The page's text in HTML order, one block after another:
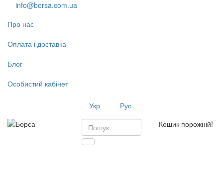
info@borsa.com.ua
Про нас
Оплата і доставка
Блог
Особистий кабінет
Укр
Рус
Кошик порожній!